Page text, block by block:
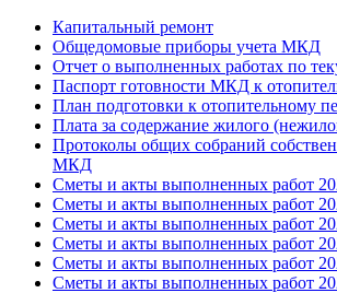
Капитальный ремонт
Общедомовые приборы учета МКД
Отчет о выполненных работах по
Паспорт готовности МКД к
План подготовки к отопительному
Плата за содержание жилого
Протоколы общих собраний
МКД
Сметы и акты выполненных работ
Сметы и акты выполненных работ
Сметы и акты выполненных работ
Сметы и акты выполненных работ
Сметы и акты выполненных работ
Сметы и акты выполненных работ